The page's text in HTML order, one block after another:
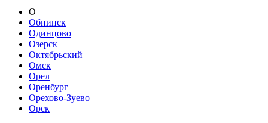
О
Обнинск
Одинцово
Озерск
Октябрьский
Омск
Орел
Оренбург
Орехово-Зуево
Орск